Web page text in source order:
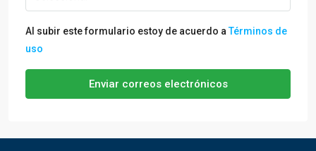
Al subir este formulario estoy de acuerdo aTérminos de
uso
Enviar correos electrónicos